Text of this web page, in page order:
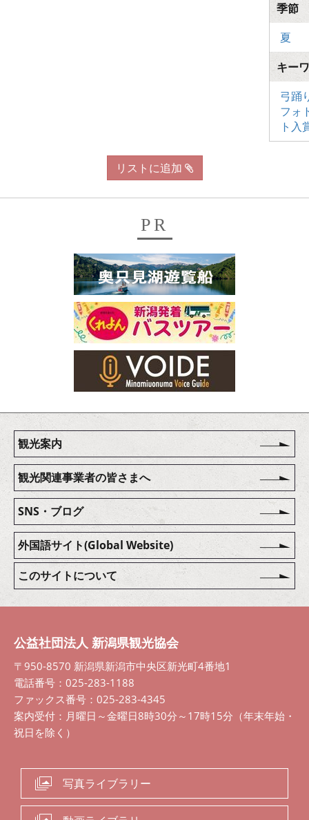
季節
夏
キー
弓踊
フォ
ト入
リストに追加
PR
観光案内
観光関連事業者の皆さまへ
SNS・ブログ
外国語サイト(Global Website)
このサイトについて
公益社団法人 新潟県観光協会
〒950-8570 新潟県新潟市中央区新光町4番地1
電話番号：025-283-1188
ファックス番号：025-283-4345
案内受付：月曜日～金曜日8時30分～17時15分（年末年始・
祝日を除く）
写真ライブラリー